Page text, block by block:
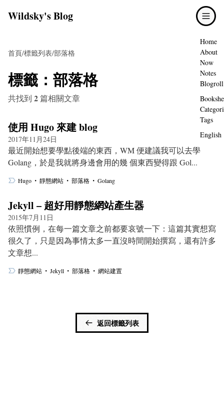
Wildsky's Blog
Home
About
Now
Notes
Blogroll
Tags
English
首頁/標籤列表/部落格
標籤： 部落格
共找到 2篇相關文章
使用 Hugo 來建 blog
2017年11月24日
最近開始想要學點後端的東西，WM 便建議我可以去學
Golang，於是我就將身邊會用的幾 個東西變得跟 Gol...
Hugo ・ 靜態網站 ・ 部落格 ・ Golang
Jekyll – 超好用靜態網站產生器
2015年7月11日
依照慣例，在每一篇文章之前都要哀號一下：這篇其實想寫
很久了，只是因為事情太多一直沒時間開始撰寫，還有許多
文章想...
靜態網站 ・ Jekyll ・ 部落格 ・ 網站建置
返回標籤列表